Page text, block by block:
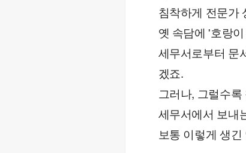
침착하게 전문가
옛 속담에 '호랑
세무서로부터 문
겠죠.
그러나, 그럴수
세무서에서 보내
보통 이렇게 생